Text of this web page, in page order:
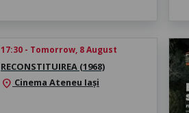
17:30 - Tomorrow, 8 August
RECONSTITUIREA (1968)
location_on Cinema Ateneu Iași